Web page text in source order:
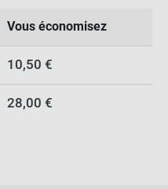
Vous économisez
10,50 €
28,00 €